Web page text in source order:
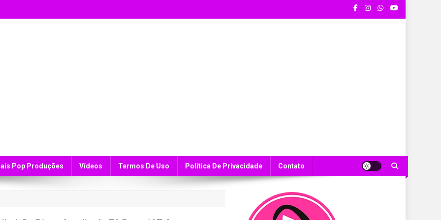
Pop Produções Vídeos Termos De Uso Política De Privacidade Contato